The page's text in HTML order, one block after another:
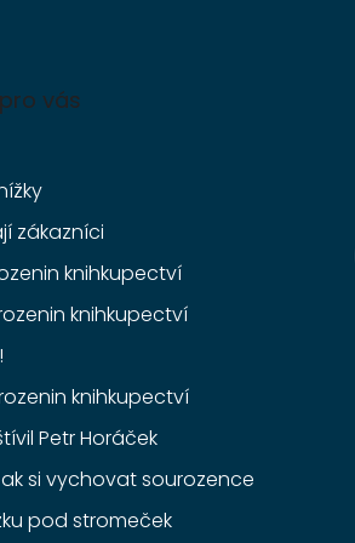
vás
zákazníci
knihkupectví
knihkupectví
knihkupectví
Petr Horáček
si vychovat sourozence
pod stromeček